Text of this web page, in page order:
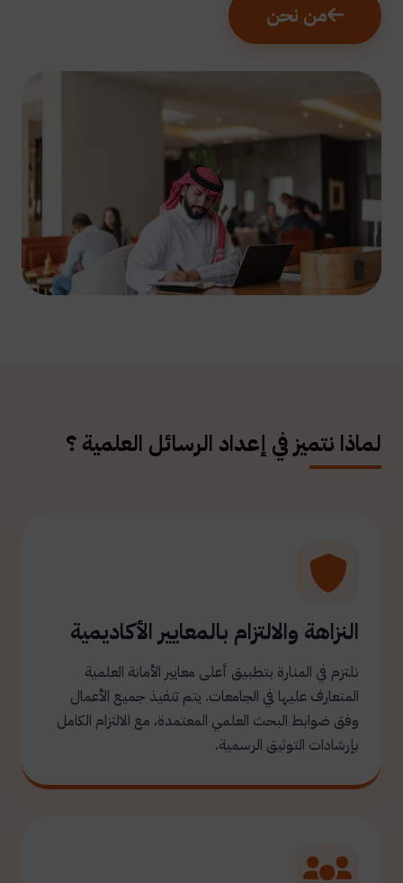
من نحن
لماذا نتميز في إعداد الرسائل العلمية ؟
النزاهة والالتزام بالمعايير الأكاديمية
نلتزم في المنارة بتطبيق أعلى معايير الأمانة العلمية
المتعارف عليها في الجامعات. يتم تنفيذ جميع الأعمال
وفق ضوابط البحث العلمي المعتمدة، مع الالتزام الكامل
بإرشادات التوثيق الرسمية.